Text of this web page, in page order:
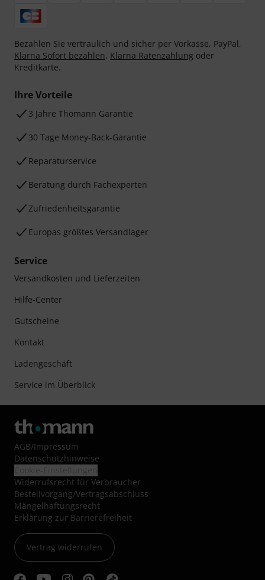
Bezahlen Sie vertraulich und sicher per Vorkasse, PayPal,
Klarna Sofort bezahlen, Klarna Ratenzahlung oder
Kreditkarte.
Ihre Vorteile
3 Jahre Thomann Garantie
30 Tage Money-Back-Garantie
Reparaturservice
Beratung durch Fachexperten
Zufriedenheitsgarantie
Europas größtes Versandlager
Service
Versandkosten und Lieferzeiten
Hilfe-Center
Gutscheine
Kontakt
Ladengeschäft
Service im Überblick
AGB/Impressum
Datenschutzhinweise
Widerrufsrecht für Verbraucher
Bestellvorgang/Vertragsabschluss
Mängelhaftungsrecht
Erklärung zur Barrierefreiheit
Vertrag widerrufen